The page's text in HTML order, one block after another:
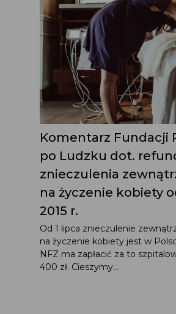
Komentarz Fundacji
po Ludzku dot.
znieczulenia
na życzenie kobiety
2015 r.
Od 1 lipca znieczulenie
na życzenie kobiety jest w
NFZ ma zapłacić za to
400 zł. Cieszymy...